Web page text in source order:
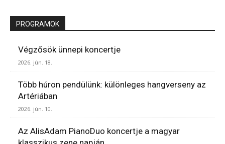
PROGRAMOK
Végzősök ünnepi koncertje
2026. jún. 18.
Több húron pendülünk: különleges hangverseny az
Artériában
2026. jún. 10.
Az AlisAdam PianoDuo koncertje a magyar